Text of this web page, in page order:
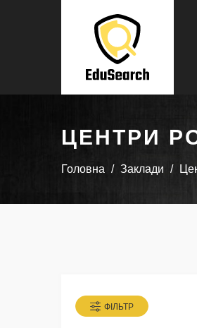
ЦЕНТРИ
Головна Заклади
ФІЛЬТР